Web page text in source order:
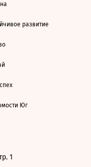
развитие
Юг
1